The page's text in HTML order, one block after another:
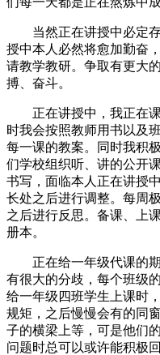
当然正在讲授中必定存
授中本人必然将愈加勤奋
请教学教研。争取有更大
搏、奋斗。
正在讲授中，我正在课
时我会按照教师用书以及
每一课的教案。同时我积
们学校组织听、讲的公开
书写，面临本人正在讲授
长处之后进行调整。每周
之后进行反思。备课、上
册本。
正在给一年级代课的期
有很大的分歧，每个班级
给一年级四班学生上课时
规矩，之后慢慢会有的同
子的横梁上等，可是他们
问题时总可以或许能积极